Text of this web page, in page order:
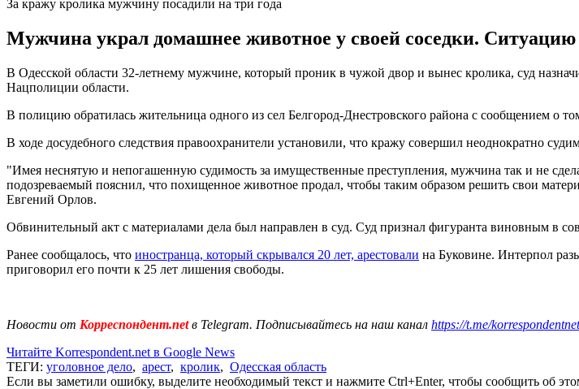
За кражу кролика мужчину посадили на три года
Мужчина украл домашнее животное у своей соседки. Ситуацию
В Одесской области 32-летнему мужчине, который проник в чужой двор и вынес кролика, суд
Нацполиции области.
В полицию обратилась жительница одного из сел Белгород-Днестровского района с сообщением о
В ходе досудебного следствия правоохранители установили, что кражу совершил неоднократно
"Имея неснятую и непогашенную судимость за имущественные преступления, мужчина так и не
подозреваемый пояснил, что похищенное животное продал, чтобы таким образом решить свои
Евгений Орлов.
Обвинительный акт с материалами дела был направлен в суд. Суд признал фигуранта виновным в
Ранее сообщалось, что иностранца, который скрывался 20 лет, арестовали на Буковине. Интерпол
приговорил его почти к 25 лет лишения свободы.
Новости от Корреспондент.netв Telegram. Подписывайтесь на наш канал https://t.me/korrespondentnet
Читайте Korrespondent.net в Google News
ТЕГИ: уголовное дело, арест, кролик, Одесская область
Если вы заметили ошибку, выделите необходимый текст и нажмите Ctrl+Enter, чтобы сообщить об